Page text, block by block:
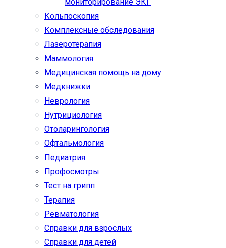
мониторирование ЭКГ
Кольпоскопия
Комплексные обследования
Лазеротерапия
Маммология
Медицинская помощь на дому
Медкнижки
Неврология
Нутрициология
Отоларингология
Офтальмология
Педиатрия
Профосмотры
Тест на грипп
Терапия
Ревматология
Справки для взрослых
Справки для детей